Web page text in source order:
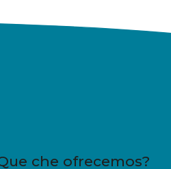
che ofrecemos?